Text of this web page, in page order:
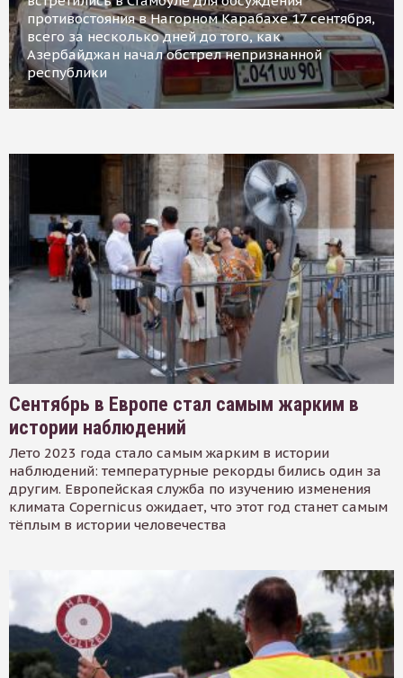
противостояния в Нагорном Карабахе 17 сентября,
всего за несколько дней до того, как
Азербайджан начал обстрел непризнанной
республики
Сентябрь в Европе стал самым жарким в
истории наблюдений
Лето 2023 года стало самым жарким в истории
наблюдений: температурные рекорды бились один за
другим. Европейская служба по изучению изменения
климата Copernicus ожидает, что этот год станет самым
тёплым в истории человечества